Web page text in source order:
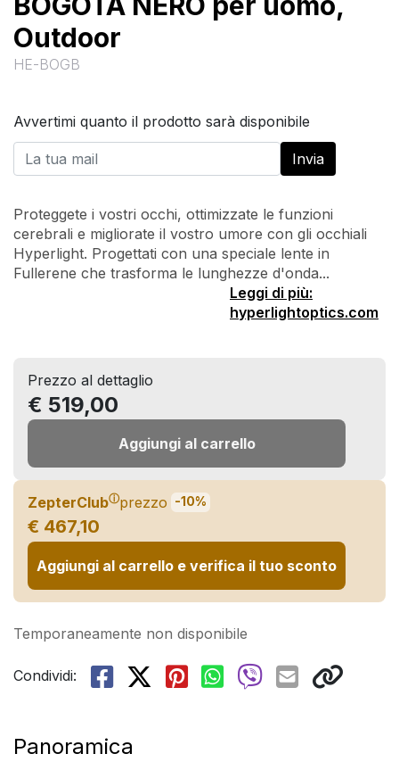
Outdoor
HE-BOGB
Avvertimi quanto il prodotto sarà disponibile
Proteggete i vostri occhi, ottimizzate le funzioni
cerebrali e migliorate il vostro umore con gli occhiali
Hyperlight. Progettati con una speciale lente in
Fullerene che trasforma le lunghezze d'onda...
Leggi di più:
hyperlightoptics.com
Prezzo al dettaglio
€ 519,00
Aggiungi al carrello
ZepterClubⓘprezzo -10%
€ 467,10
Aggiungi al carrello e verifica il tuo sconto
Temporaneamente non disponibile
Condividi:
Panoramica